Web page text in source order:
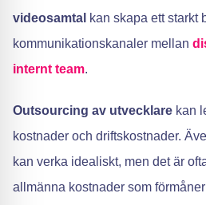
videosamtal kan skapa ett starkt
kommunikationskanaler mellan
internt team.
Outsourcing av utvecklare kan
kostnader och driftskostnader.
kan verka idealiskt, men det är
allmänna kostnader som